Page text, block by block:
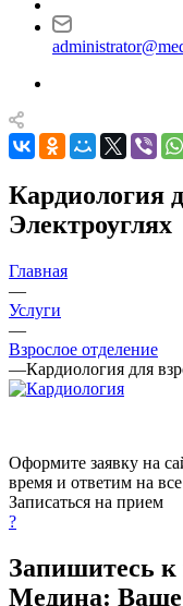
Кардиология
Электроуглях
Главная
—
Услуги
—
Взрослое отделение
—Кардиология для
Оформите заявку на
время и ответим на
Записаться на прием
?
Запишитесь к
Медина: Ваше